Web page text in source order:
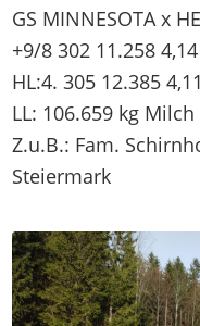
GS MINNESOTA x
+9/8 302 11.258
HL:4. 305 12.385
LL: 106.659 kg Milch
Z.u.B.: Fam.
Steiermark